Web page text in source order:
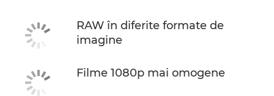
RAW în diferite formate de
imagine
Filme 1080p mai omogene